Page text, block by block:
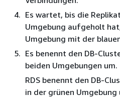
Es wartet, bis die
Umgebung aufgeholt
Umgebung mit der
Es benennt den DB-
beiden Umgebungen um.
RDS benennt den DB-
in der grünen Umgebung